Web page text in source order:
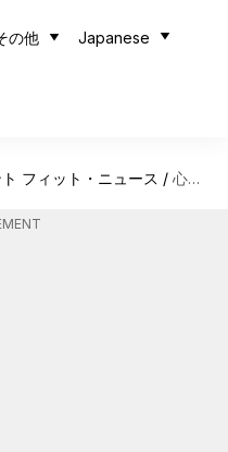
の他 Japanese
フィット・ニュース / 心をつかむミステリー5選